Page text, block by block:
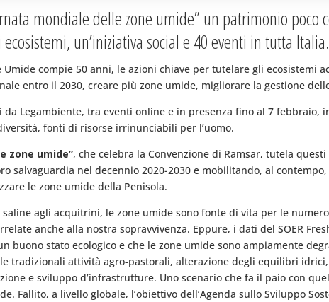
mondiale delle zone umide” un patrimonio poco
un’iniziativa social e 40 eventi in tutta Italia.
Umide compie 50 anni, le azioni chiave per tutelare gli ecosistemi
entro il 2030, creare più zone umide, migliorare la gestione
Legambiente, tra eventi online e in presenza fino al 7 febbraio,
fonti di risorse irrinunciabili per l’uomo.
zone umide”, che celebra la Convenzione di Ramsar, tutela
salvaguardia nel decennio 2020-2030 e mobilitando, al
le zone umide della Penisola.
agli acquitrini, le zone umide sono fonte di vita per le
anche alla nostra sopravvivenza. Eppure, i dati del SOER
buono stato ecologico e che le zone umide sono ampiamente
tradizionali attività agro-pastorali, alterazione degli equilibri
e sviluppo d’infrastrutture. Uno scenario che fa il paio con
Fallito, a livello globale, l’obiettivo dell’Agenda sullo Sviluppo